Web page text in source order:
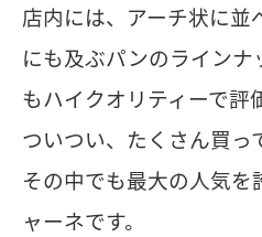
店内には、アーチ状に並
にも及ぶパンのライン
もハイクオリティーで評
ついつい、たくさん買っ
その中でも最大の人気を
ャーネです。